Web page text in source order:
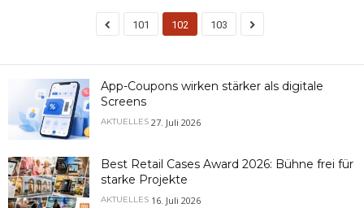
101 102 103
App-Coupons wirken stärker als digitale
Screens
AKTUELLES 27. Juli 2026
Best Retail Cases Award 2026: Bühne frei für
starke Projekte
AKTUELLES 16. Juli 2026